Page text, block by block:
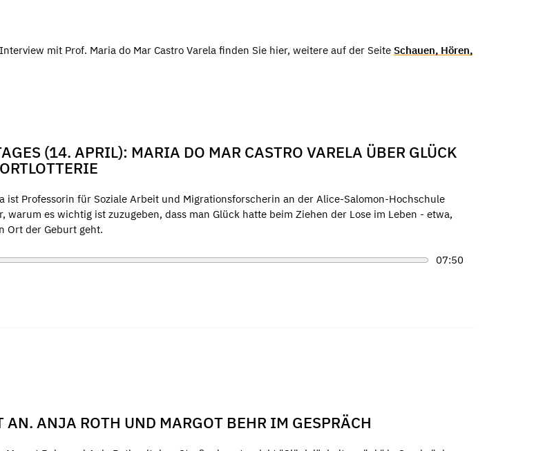
mit Prof. Maria do Mar Castro Varela finden Sie hier, weitere auf der Seite Schauen, Hören,
(14. APRIL): MARIA DO MAR CASTRO VARELA ÜBER GLÜCK
ist Professorin für Soziale Arbeit und Migrationsforscherin an der Alice-Salomon-Hochschule
warum es wichtig ist zuzugeben, dass man Glück hatte beim Ziehen der Lose im Leben - etwa,
Ort der Geburt geht.
07:50
AN. ANJA ROTH UND MARGOT BEHR IM GESPRÄCH